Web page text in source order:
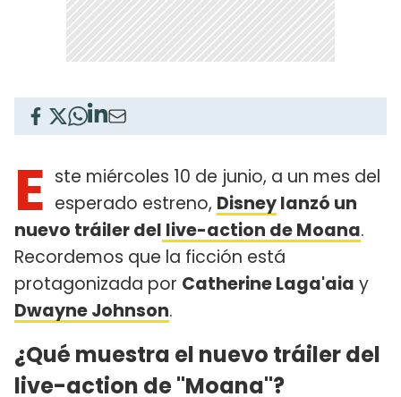
E ste miércoles 10 de junio, a un mes del
esperado estreno, Disneylanzó un
nuevo tráiler del live-action de Moana.
Recordemos que la ficción está
protagonizada por Catherine Laga'aia y
Dwayne Johnson.
¿Qué muestra el nuevo tráiler del
live-action de "Moana"?